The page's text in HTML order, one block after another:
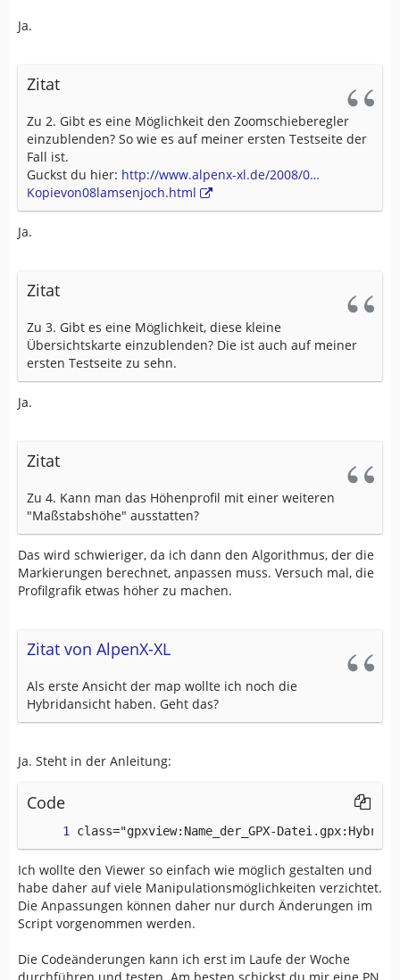
Ja.
Zitat
Zu 2. Gibt es eine Möglichkeit den Zoomschieberegler
einzublenden? So wie es auf meiner ersten Testseite der
Fall ist.
Guckst du hier: http://www.alpenx-xl.de/2008/0…
Kopievon08lamsenjoch.html
Ja.
Zitat
Zu 3. Gibt es eine Möglichkeit, diese kleine
Übersichtskarte einzublenden? Die ist auch auf meiner
ersten Testseite zu sehn.
Ja.
Zitat
Zu 4. Kann man das Höhenprofil mit einer weiteren
"Maßstabshöhe" ausstatten?
Das wird schwieriger, da ich dann den Algorithmus, der die
Markierungen berechnet, anpassen muss. Versuch mal, die
Profilgrafik etwas höher zu machen.
Zitat von AlpenX-XL
Als erste Ansicht der map wollte ich noch die
Hybridansicht haben. Geht das?
Ja. Steht in der Anleitung:
Code
class="gpxview:Name_der_GPX-Datei.gpx:Hybrid"
Ich wollte den Viewer so einfach wie möglich gestalten und
habe daher auf viele Manipulationsmöglichkeiten verzichtet.
Die Anpassungen können daher nur durch Änderungen im
Script vorgenommen werden.
Die Codeänderungen kann ich erst im Laufe der Woche